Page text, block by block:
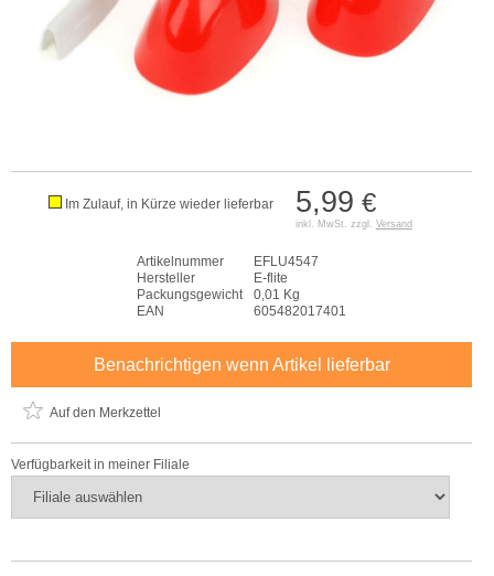
5,99 €
inkl. MwSt. zzgl. Versand
Im Zulauf, in Kürze wieder lieferbar
Artikelnummer
EFLU4547
Hersteller
E-flite
Packungsgewicht
0,01 Kg
EAN
605482017401
Benachrichtigen wenn Artikel lieferbar
Auf den Merkzettel
Verfügbarkeit in meiner Filiale